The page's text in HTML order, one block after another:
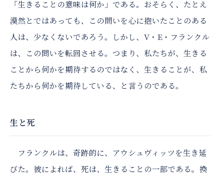
「生きることの意味は何か」である。おそらく、たとえ
漠然とではあっても、この問いを心に抱いたことのある
人は、少なくないであろう。しかし、V・E・フランクル
は、この問いを転回させる。つまり、私たちが、生きる
ことから何かを期待するのではなく、生きることが、私
たちから何かを期待している、と言うのである。
生と死
フランクルは、奇跡的に、アウシュヴィッツを生き延
びた。彼によれば、死は、生きることの一部である。換